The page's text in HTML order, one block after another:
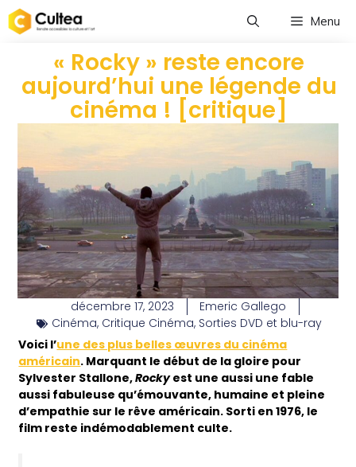
Menu
« Rocky » reste encore
aujourd’hui une légende du
cinéma ! [critique]
décembre 17, 2023
Emeric Gallego
Cinéma, Critique Cinéma, Sorties DVD et blu-ray
Voici l’une des plus belles œuvres du cinéma
américain. Marquant le début de la gloire pour
Sylvester Stallone,Rockyest une aussi une fable
aussi fabuleuse qu’émouvante, humaine et pleine
d’empathie sur le rêve américain. Sorti en 1976, le
film reste indémodablement culte.